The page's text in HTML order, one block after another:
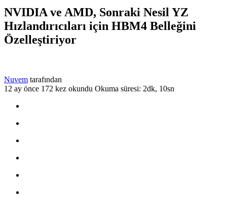
NVIDIA ve AMD, Sonraki Nesil YZ
Hızlandırıcıları için HBM4 Belleğini
Özelleştiriyor
Nuvem tarafından
12 ay önce 172 kez okundu Okuma süresi: 2dk, 10sn